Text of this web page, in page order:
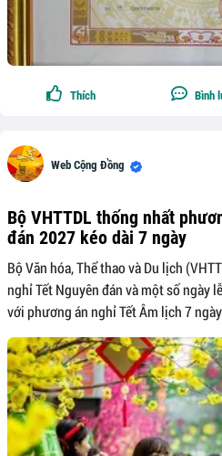
Thích Bình
Web Cộng Đồng
Bộ VHTTDL thống nhất
đán 2027 kéo dài 7 ngày
Bộ Văn hóa, Thể thao và Du lịch
nghỉ Tết Nguyên đán và một số ngày
với phương án nghỉ Tết Âm lịch 7